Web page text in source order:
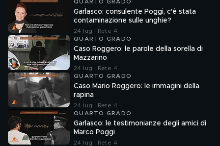
QUARTO GRADO
Garlasco: consulente Poggi, c'è stata
contaminazione sulle unghie?
24 lug | Rete 4
QUARTO GRADO
Caso Roggero: le parole della sorella di
Mazzarino
24 lug | Rete 4
QUARTO GRADO
Caso Mario Roggero: le immagini della
rapina
24 lug | Rete 4
QUARTO GRADO
Garlasco: le testimonianze degli amici di
Marco Poggi
24 lug | Rete 4